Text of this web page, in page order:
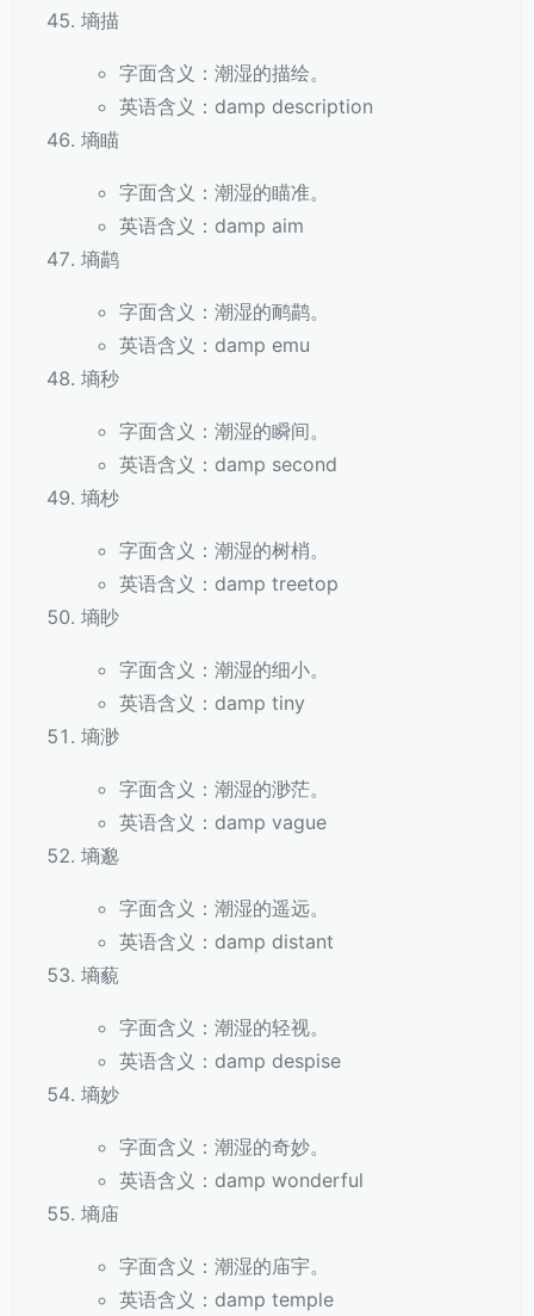
墒描
字面含义：潮湿的描绘。
英语含义：damp description
墒瞄
字面含义：潮湿的瞄准。
英语含义：damp aim
墒鹋
字面含义：潮湿的鸸鹋。
英语含义：damp emu
墒秒
字面含义：潮湿的瞬间。
英语含义：damp second
墒杪
字面含义：潮湿的树梢。
英语含义：damp treetop
墒眇
字面含义：潮湿的细小。
英语含义：damp tiny
墒渺
字面含义：潮湿的渺茫。
英语含义：damp vague
墒邈
字面含义：潮湿的遥远。
英语含义：damp distant
墒藐
字面含义：潮湿的轻视。
英语含义：damp despise
墒妙
字面含义：潮湿的奇妙。
英语含义：damp wonderful
墒庙
字面含义：潮湿的庙宇。
英语含义：damp temple